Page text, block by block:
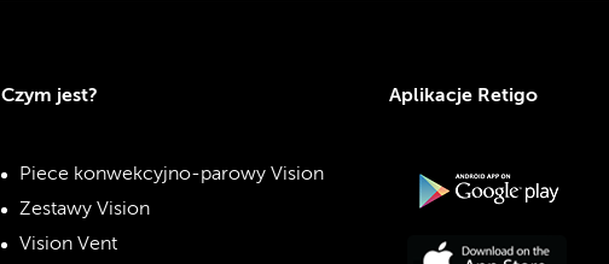
Czym jest?
Piece konwekcyjno-parowy Vision
Zestawy Vision
Vision Vent
Aplikacje Retigo